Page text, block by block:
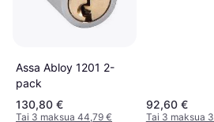
Assa Abloy 1201 2-
pack
130,80 €
Tai 3 maksua 44,79 €
92,60 €
Tai 3 maksua